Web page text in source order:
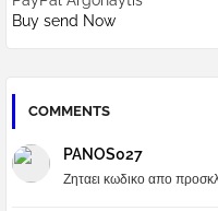
Buy send Now
COMMENTS
PANOS027
Ζηταει κωδικο απο